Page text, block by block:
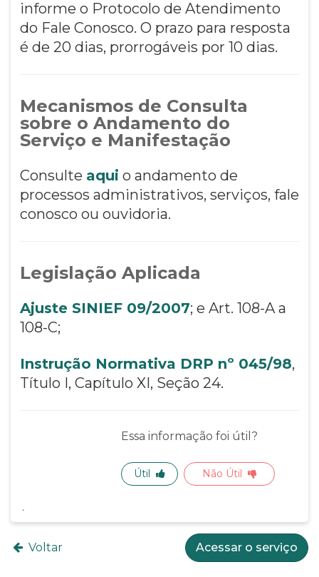
informe o Protocolo de Atendimento
do Fale Conosco. O prazo para resposta
é de 20 dias, prorrogáveis por 10 dias.
Mecanismos de Consulta
sobre o Andamento do
Serviço e Manifestação
Consulte aqui o andamento de
processos administrativos, serviços, fale
conosco ou ouvidoria.
Legislação Aplicada
Ajuste SINIEF 09/2007; e Art. 108-A a
108-C;
Instrução Normativa DRP nº 045/98,
Título I, Capítulo XI, Seção 24.
Essa informação foi útil?
Útil Não Útil
Voltar Acessar o serviço